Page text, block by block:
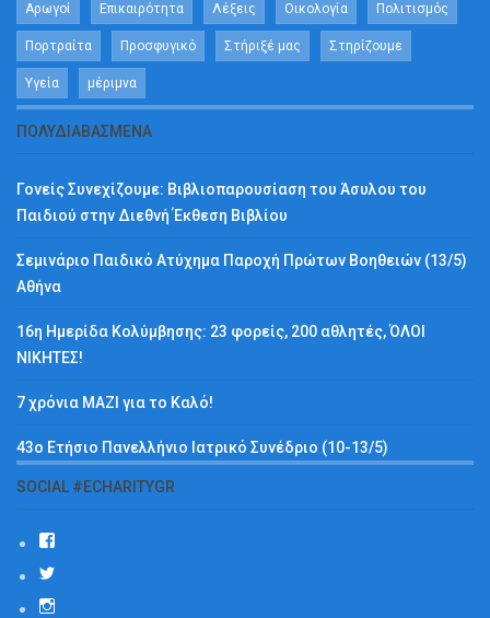
Αρωγοί Επικαιρότητα Λέξεις Οικολογία Πολιτισμός
Πορτραίτα Προσφυγικό Στήριξέ μας Στηρίζουμε
Υγεία μέριμνα
ΠΟΛΥΔΙΑΒΑΣΜΈΝΑ
Γονείς Συνεχίζουμε: Βιβλιοπαρουσίαση του Άσυλου του
Παιδιού στην Διεθνή Έκθεση Βιβλίου
Σεμινάριο Παιδικό Ατύχημα Παροχή Πρώτων Βοηθειών (13/5)
Αθήνα
16η Ημερίδα Κολύμβησης: 23 φορείς, 200 αθλητές, ΌΛΟΙ
ΝΙΚΗΤΕΣ!
7 χρόνια ΜΑΖΙ για το Καλό!
43ο Ετήσιο Πανελλήνιο Ιατρικό Συνέδριο (10-13/5)
SOCIAL #ECHARITYGR